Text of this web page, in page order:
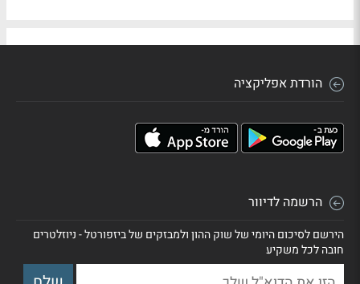
הורדת אפליקציה
הרשמה לדיוור
הירשם לסיכום היומי של שוק ההון ולמבזקים של ביזפורטל - ניוזלטרים
חובה לכל משקיע